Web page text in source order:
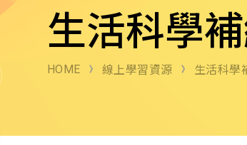
生活科學
HOME 線上學習資源 生活科學